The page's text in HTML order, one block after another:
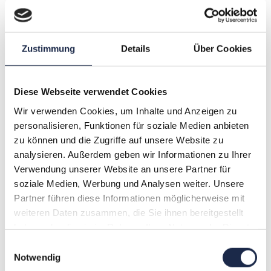
Zustimmung Details Über Cookies
Diese Webseite verwendet Cookies
Wir verwenden Cookies, um Inhalte und Anzeigen zu
personalisieren, Funktionen für soziale Medien anbieten
zu können und die Zugriffe auf unsere Website zu
analysieren. Außerdem geben wir Informationen zu Ihrer
Verwendung unserer Website an unsere Partner für
soziale Medien, Werbung und Analysen weiter. Unsere
Partner führen diese Informationen möglicherweise mit
weiteren Daten zusammen, die Sie ihnen bereitgestellt
Notwendig
Hälfte der Publikumsverlage betreiben und planen
Internetauftritte ihrer Printtitel, ebenso aber auch
Internetauftritte ohne Printmarken. Fachverlage sind in
dieser Sache etwas zurückhaltender.
Publikumsverlage setzen vor allem auf User
auch E-Commerce. Fachverlage sehen darüber vor
allem im Ausbau von Communities und E-Commerce
Potenzial.
Die Umfrage beinhaltet noch weitere Aspekte zu den
Auslandsaktivitäten, wie beispielsweise Zielmärkte.
Die Umfrage wurde zu Beginn der aktuellen
Finanzkrise durchgeführt, so dass nur in Teilen deren
Auswirkungen berücksichtigt wurden. Die
Auswirkungen werden auch das Auslandsgeschäft der
Verlage betreffen. Dies kann beispielsweise zu
Einsparprogrammen oder zu Zurückhaltung bei der